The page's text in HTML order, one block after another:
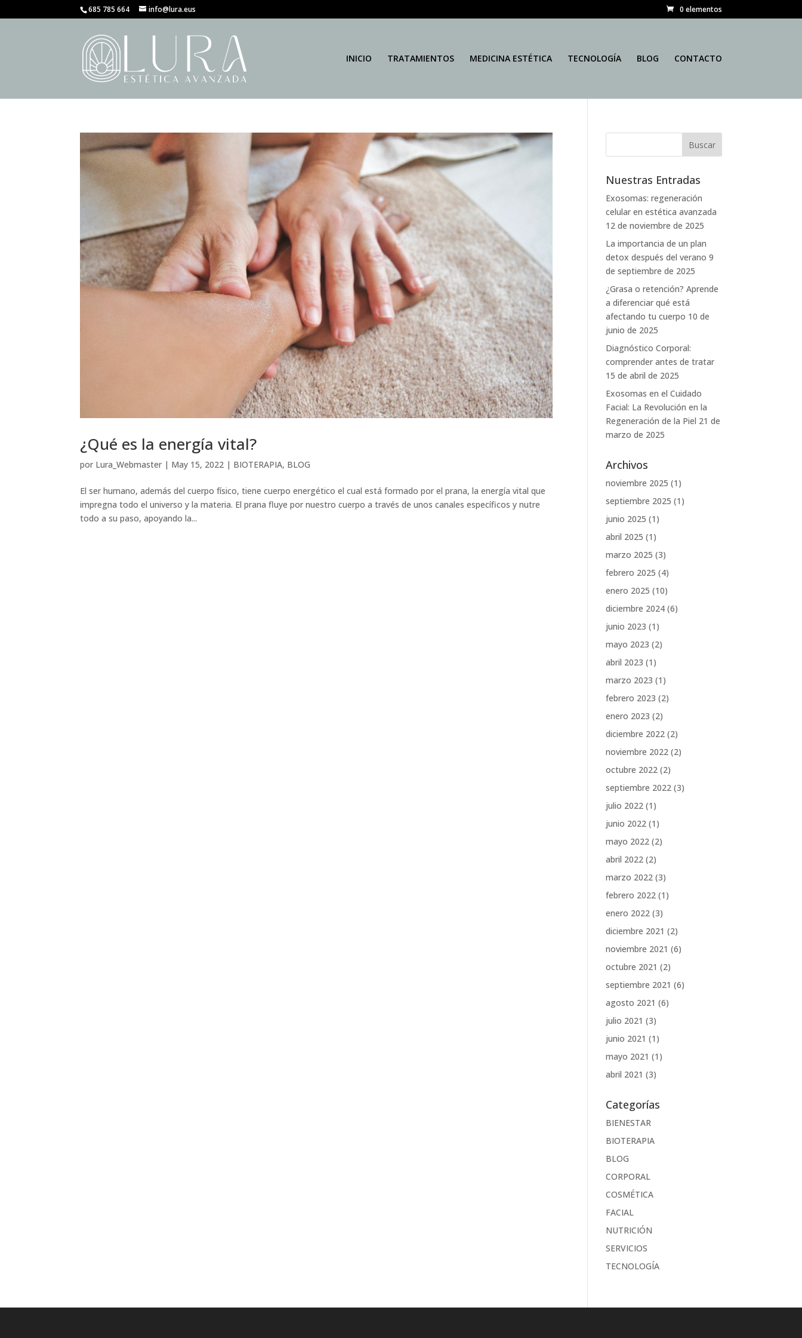
685 785 664 info@lura.eus 0 elementos
INICIO TRATAMIENTOS MEDICINA ESTÉTICA TECNOLOGÍA BLOG CONTACTO
¿Qué es la energía vital?
por Lura_Webmaster | May 15, 2022 | BIOTERAPIA, BLOG
El ser humano, además del cuerpo físico, tiene cuerpo energético el cual está formado por el prana, la energía vital que
impregna todo el universo y la materia. El prana fluye por nuestro cuerpo a través de unos canales específicos y nutre
todo a su paso, apoyando la...
Nuestras Entradas
Exosomas: regeneración
celular en estética avanzada
12 de noviembre de 2025
La importancia de un plan
detox después del verano 9
de septiembre de 2025
¿Grasa o retención? Aprende
a diferenciar qué está
afectando tu cuerpo 10 de
junio de 2025
Diagnóstico Corporal:
comprender antes de tratar
15 de abril de 2025
Exosomas en el Cuidado
Facial: La Revolución en la
Regeneración de la Piel 21 de
marzo de 2025
Archivos
noviembre 2025 (1)
septiembre 2025 (1)
junio 2025 (1)
abril 2025 (1)
marzo 2025 (3)
febrero 2025 (4)
enero 2025 (10)
diciembre 2024 (6)
junio 2023 (1)
mayo 2023 (2)
abril 2023 (1)
marzo 2023 (1)
febrero 2023 (2)
enero 2023 (2)
diciembre 2022 (2)
noviembre 2022 (2)
octubre 2022 (2)
septiembre 2022 (3)
julio 2022 (1)
junio 2022 (1)
mayo 2022 (2)
abril 2022 (2)
marzo 2022 (3)
febrero 2022 (1)
enero 2022 (3)
diciembre 2021 (2)
noviembre 2021 (6)
octubre 2021 (2)
septiembre 2021 (6)
agosto 2021 (6)
julio 2021 (3)
junio 2021 (1)
mayo 2021 (1)
abril 2021 (3)
Categorías
BIENESTAR
BIOTERAPIA
BLOG
CORPORAL
COSMÉTICA
FACIAL
NUTRICIÓN
SERVICIOS
TECNOLOGÍA